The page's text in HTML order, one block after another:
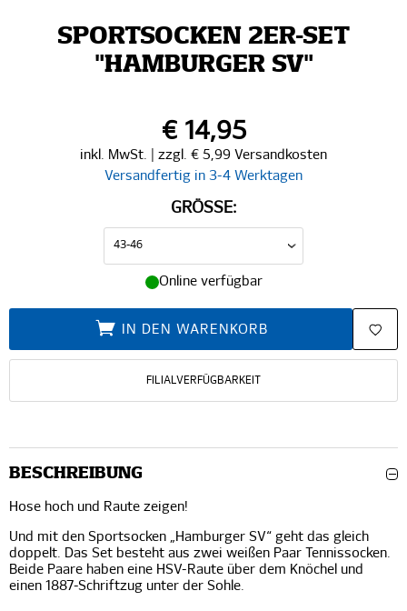
SPORTSOCKEN 2ER-SET
"HAMBURGER SV"
€ 14,95
inkl. MwSt. | zzgl. € 5,99 Versandkosten
Versandfertig in 3-4 Werktagen
GRÖSSE:
Online verfügbar
IN DEN WARENKORB
FILIALVERFÜGBARKEIT
BESCHREIBUNG
Hose hoch und Raute zeigen!
Und mit den Sportsocken „Hamburger SV“ geht das gleich
doppelt. Das Set besteht aus zwei weißen Paar Tennissocken.
Beide Paare haben eine HSV-Raute über dem Knöchel und
einen 1887-Schriftzug unter der Sohle.